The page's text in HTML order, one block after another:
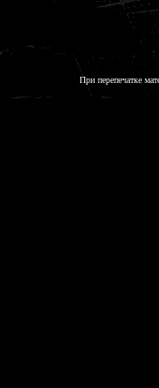
При перепечатке